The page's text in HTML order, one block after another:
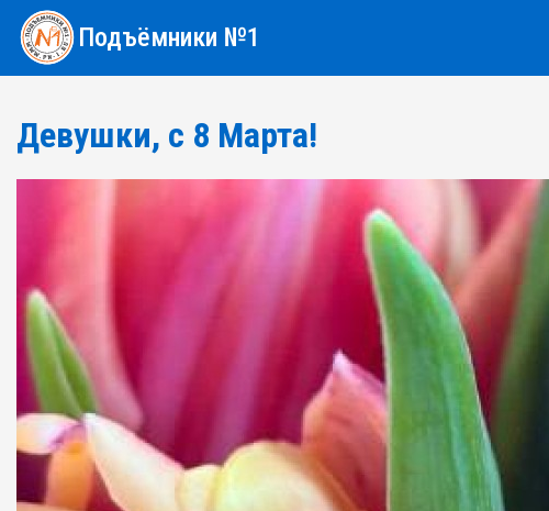
Подъёмники №1
Девушки, с 8 Марта!